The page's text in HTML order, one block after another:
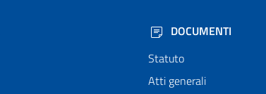
DOCUMENTI
Statuto
Atti generali